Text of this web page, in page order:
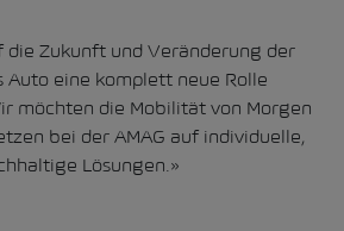
die Zukunft und Veränderung der
Auto eine komplett neue Rolle
möchten die Mobilität von Morgen
bei der AMAG auf individuelle,
Lösungen.»